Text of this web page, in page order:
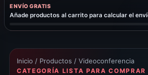
productos
ENVÍO GRATIS
Añade productos al carrito para calcular el
Inicio / Productos / Videoconferencia
CATEGORÍA LISTA PARA COMPRAR